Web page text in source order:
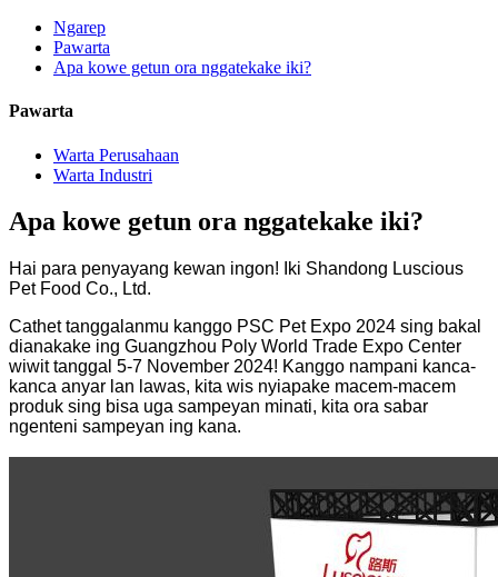
Ngarep
Pawarta
Apa kowe getun ora nggatekake iki?
Pawarta
Warta Perusahaan
Warta Industri
Apa kowe getun ora nggatekake iki?
Hai para penyayang kewan ingon! Iki Shandong Luscious
Pet Food Co., Ltd.
Cathet tanggalanmu kanggo PSC Pet Expo 2024 sing bakal
dianakake ing Guangzhou Poly World Trade Expo Center
wiwit tanggal 5-7 November 2024! Kanggo nampani kanca-
kanca anyar lan lawas, kita wis nyiapake macem-macem
produk sing bisa uga sampeyan minati, kita ora sabar
ngenteni sampeyan ing kana.